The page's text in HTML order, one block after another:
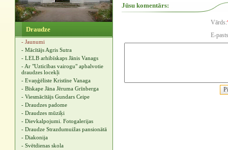
Draudze
- Jaunumi
- Mācītājs Agris Sutra
- LELB arhibīskaps Jānis Vanags
- Ar "Uzticības vairogu" apbalvotie
draudzes locekļi
- Evaņģēliste Kristīne Vanaga
- Bīskape Jāna Jēruma Grīnberga
- Viesmācītājs Gundars Ceipe
- Draudzes padome
- Draudzes mūziķi
- Dievkalpojumi. Fotogalerijas
- Draudze Strazdumuižas pansionātā
- Diakonija
- Svētdienas skola
Jūsu komentārs:
Vārds:
E-